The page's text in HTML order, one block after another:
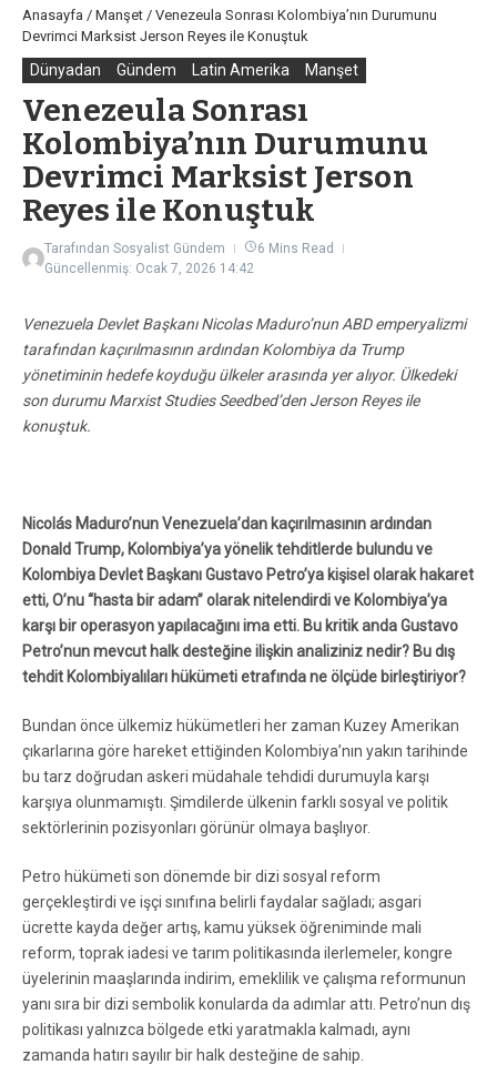
Anasayfa / Manşet / Venezeula Sonrası Kolombiya’nın Durumunu
Devrimci Marksist Jerson Reyes ile Konuştuk
Dünyadan Gündem Latin Amerika Manşet
Venezeula Sonrası
Kolombiya’nın Durumunu
Devrimci Marksist Jerson
Reyes ile Konuştuk
Tarafından Sosyalist Gündem
6 Mins Read
Güncellenmiş: Ocak 7, 2026 14:42
Venezuela Devlet Başkanı Nicolas Maduro’nun ABD emperyalizmi
tarafından kaçırılmasının ardından Kolombiya da Trump
yönetiminin hedefe koyduğu ülkeler arasında yer alıyor. Ülkedeki
son durumu Marxist Studies Seedbed’den Jerson Reyes ile
konuştuk.
Nicolás Maduro’nun Venezuela’dan kaçırılmasının ardından
Donald Trump, Kolombiya’ya yönelik tehditlerde bulundu ve
Kolombiya Devlet Başkanı Gustavo Petro’ya kişisel olarak hakaret
etti, O’nu “hasta bir adam” olarak nitelendirdi ve Kolombiya’ya
karşı bir operasyon yapılacağını ima etti. Bu kritik anda Gustavo
Petro’nun mevcut halk desteğine ilişkin analiziniz nedir? Bu dış
tehdit Kolombiyalıları hükümeti etrafında ne ölçüde birleştiriyor?
Bundan önce ülkemiz hükümetleri her zaman Kuzey Amerikan
çıkarlarına göre hareket ettiğinden Kolombiya’nın yakın tarihinde
bu tarz doğrudan askeri müdahale tehdidi durumuyla karşı
karşıya olunmamıştı. Şimdilerde ülkenin farklı sosyal ve politik
sektörlerinin pozisyonları görünür olmaya başlıyor.
Petro hükümeti son dönemde bir dizi sosyal reform
gerçekleştirdi ve işçi sınıfına belirli faydalar sağladı; asgari
ücrette kayda değer artış, kamu yüksek öğreniminde mali
reform, toprak iadesi ve tarım politikasında ilerlemeler, kongre
üyelerinin maaşlarında indirim, emeklilik ve çalışma reformunun
yanı sıra bir dizi sembolik konularda da adımlar attı. Petro’nun dış
politikası yalnızca bölgede etki yaratmakla kalmadı, aynı
zamanda hatırı sayılır bir halk desteğine de sahip.